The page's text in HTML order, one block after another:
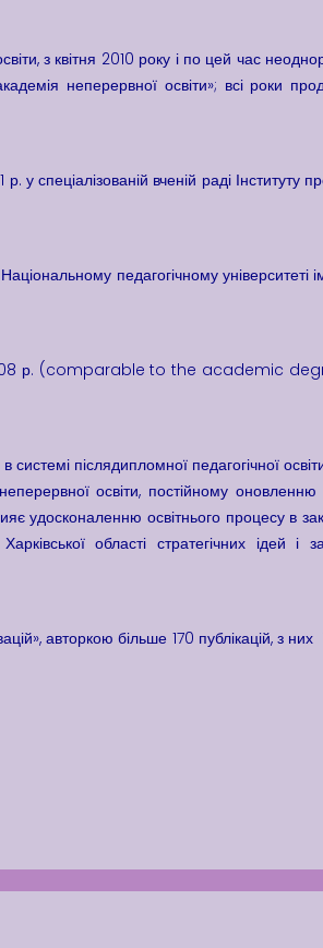
з квітня 2010 року і по цей час
неперервної освіти»; всі роки
спеціалізованій вченій раді Інституту
педагогічному університеті
р. (comparable to the academic
післядипломної педагогічної
освіти, постійному оновленню
удосконаленню освітнього процесу в
області стратегічних ідей і
авторкою більше 170 публікацій, з